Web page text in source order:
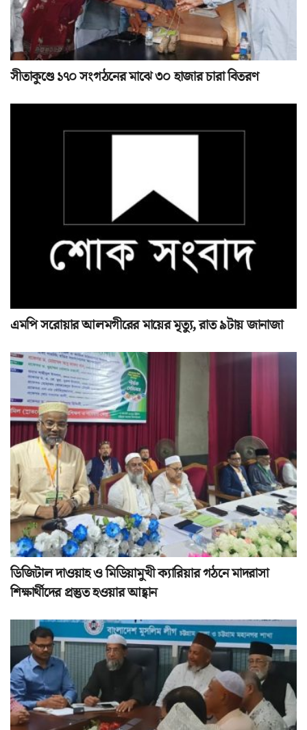
সীতাকুণ্ডে ১৭০ সংগঠনের মাঝে ৩০ হাজার চারা বিতরণ
এমপি সরোয়ার আলমগীরের মায়ের মৃত্যু, রাত ৯টায় জানাজা
ডিজিটাল দাওয়াহ ও মিডিয়ামুখী ক্যারিয়ার গঠনে মাদরাসা
শিক্ষার্থীদের প্রস্তুত হওয়ার আহ্বান